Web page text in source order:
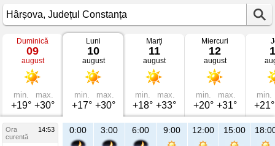
Vremea
Hârșova
mâine
Județul
Constanța
Duminică
09
august
min.
+19°
max.
+30°
Luni
10
august
min.
+17°
max.
+30°
Marți
11
august
min.
+18°
max.
+33°
Miercuri
12
august
min.
+20°
max.
+31°
min.
+21°
Ora
14:53
curentă
21:00 Lu 0:00 3:00 6:00 9:00 12:00 15:00